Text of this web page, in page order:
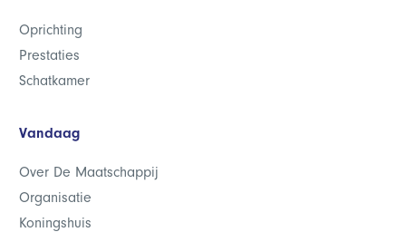
Oprichting
Prestaties
Schatkamer
Vandaag
Over De Maatschappij
Organisatie
Koningshuis